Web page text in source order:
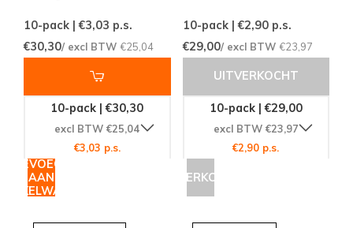
10-pack | €3,03 p.s.
€30,30/ excl BTW €25,04
10-pack | €30,30
excl BTW €25,04
€3,03 p.s.
TOEVOEGEN
AAN
10-pack | €2,90p.s.
€29,00/ excl BTW €23,97
UITVERKOCHT
10-pack | €29,00
excl BTW €23,97
€2,90 p.s.
UITVERKOCHT